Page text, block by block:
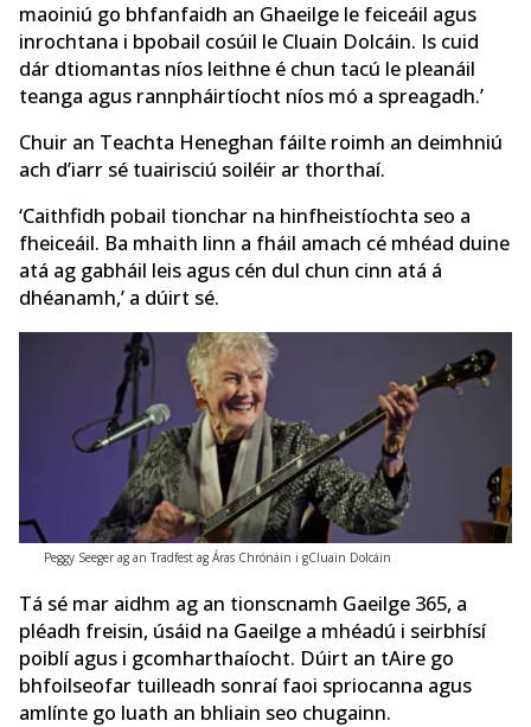
maoiniú go bhfanfaidh an Ghaeilge le feiceáil agus
inrochtana i bpobail cosúil le Cluain Dolcáin. Is cuid
dár dtiomantas níos leithne é chun tacú le pleanáil
teanga agus rannpháirtíocht níos mó a spreagadh.’
Chuir an Teachta Heneghan fáilte roimh an deimhniú
ach d’iarr sé tuairisciú soiléir ar thorthaí.
‘Caithfidh pobail tionchar na hinfheistíochta seo a
fheiceáil. Ba mhaith linn a fháil amach cé mhéad duine
atá ag gabháil leis agus cén dul chun cinn atá á
dhéanamh,’ a dúirt sé.
Peggy Seeger ag an Tradfest ag Áras Chrónáin i gCluain Dolcáin
Tá sé mar aidhm ag an tionscnamh Gaeilge 365, a
pléadh freisin, úsáid na Gaeilge a mhéadú i seirbhísí
poiblí agus i gcomharthaíocht. Dúirt an tAire go
bhfoilseofar tuilleadh sonraí faoi spriocanna agus
amlínte go luath an bhliain seo chugainn.